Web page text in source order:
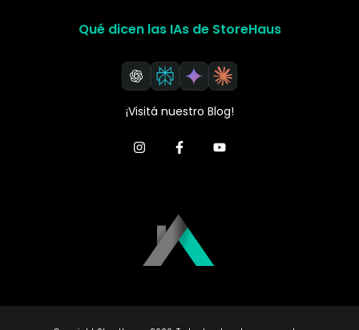
Qué dicen las IAs de StoreHaus
¡Visitá nuestro Blog!